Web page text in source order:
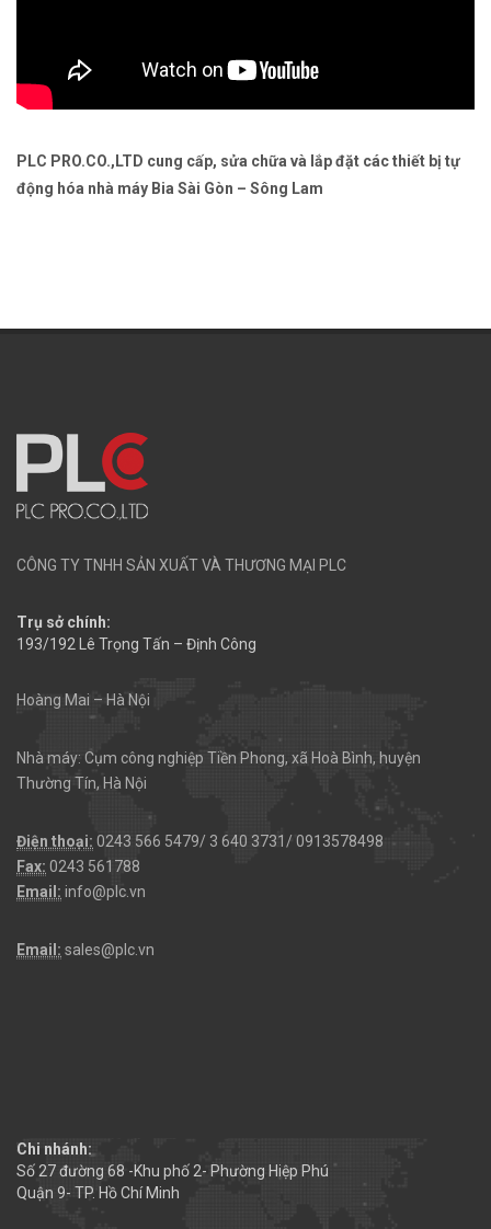
PLC PRO.CO.,LTD cung cấp, sửa chữa và lắp đặt các thiết bị tự
động hóa nhà máy Bia Sài Gòn – Sông Lam
CÔNG TY TNHH SẢN XUẤT VÀ THƯƠNG MẠI PLC
Trụ sở chính:
193/192 Lê Trọng Tấn – Định Công
Hoàng Mai – Hà Nội
Nhà máy: Cụm công nghiệp Tiền Phong, xã Hoà Bình, huyện
Thường Tín, Hà Nội
Điện thoại: 0243 566 5479/ 3 640 3731/ 0913578498
Fax: 0243 561788
Email: info@plc.vn
Email: sales@plc.vn
Chi nhánh:
Số 27 đường 68 -Khu phố 2- Phường Hiệp Phú
Quận 9- TP. Hồ Chí Minh